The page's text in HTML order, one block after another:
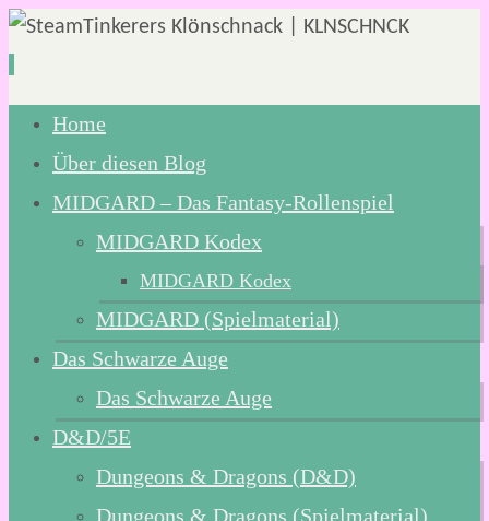
Zum
Inhalt
springen
Home
Über diesen Blog
MIDGARD – Das Fantasy-Rollenspiel
MIDGARD Kodex
MIDGARD Kodex
MIDGARD (Spielmaterial)
Das Schwarze Auge
Das Schwarze Auge
D&D/5E
Dungeons & Dragons (D&D)
Dungeons & Dragons (Spielmaterial)